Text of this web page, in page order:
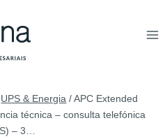
UPS & Energia / APC Extended
técnica – consulta telefónica
– 3…